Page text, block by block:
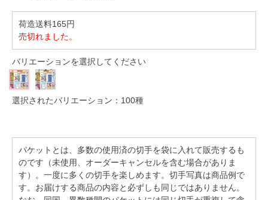
荷造送料165円
売切れました。
バリエーションを選択してください
選択されたバリエーション：100種
パケットとは、多数の使用済の切手を袋に入れて販売するも
のです（未使用、オーダーキャンセルを含む場合がありま
す）。一度に多くの切手を楽しめます。切手写真は商品例で
す。お届けする商品の内容と必ずしも同じではありません。